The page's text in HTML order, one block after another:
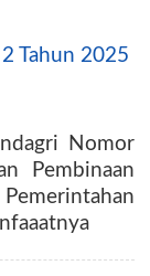
Tahun 2025
Nomor
Pembinaan